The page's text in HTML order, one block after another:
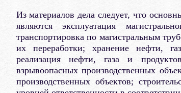
Из материалов дела следует, что
являются эксплуатация
транспортировка по магистральным
их переработки; хранение нефти,
реализация нефти, газа и
взрывоопасных производственных
производственных объектов;